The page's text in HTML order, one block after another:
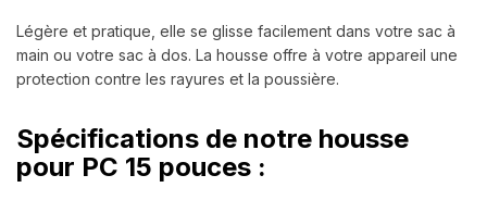
Légère et pratique, elle se glisse facilement dans votre sac à
main ou votre sac à dos. La housse offre à votre appareil une
protection contre les rayures et la poussière.
Spécifications de notre housse
pour PC 15 pouces :